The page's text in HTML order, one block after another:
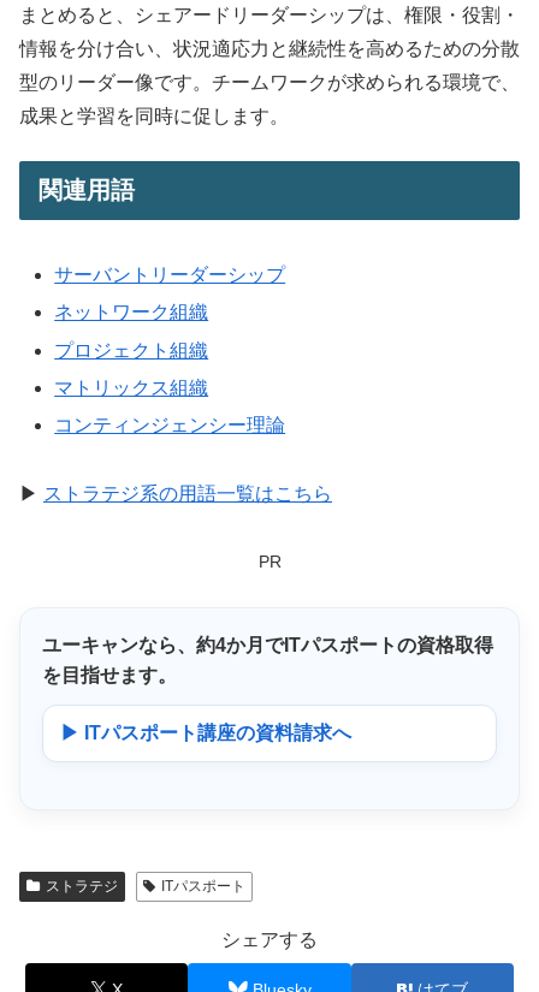
まとめると、シェアードリーダーシップは、権限・役割・
情報を分け合い、状況適応力と継続性を高めるための分散
型のリーダー像です。チームワークが求められる環境で、
成果と学習を同時に促します。
関連用語
サーバントリーダーシップ
ネットワーク組織
プロジェクト組織
マトリックス組織
コンティンジェンシー理論
▶ ストラテジ系の用語一覧はこちら
PR
ユーキャンなら、 約4か月 でITパスポートの資格取得
を目指せます。
▶ ITパスポート講座の資料請求へ
ストラテジ ITパスポート
シェアする